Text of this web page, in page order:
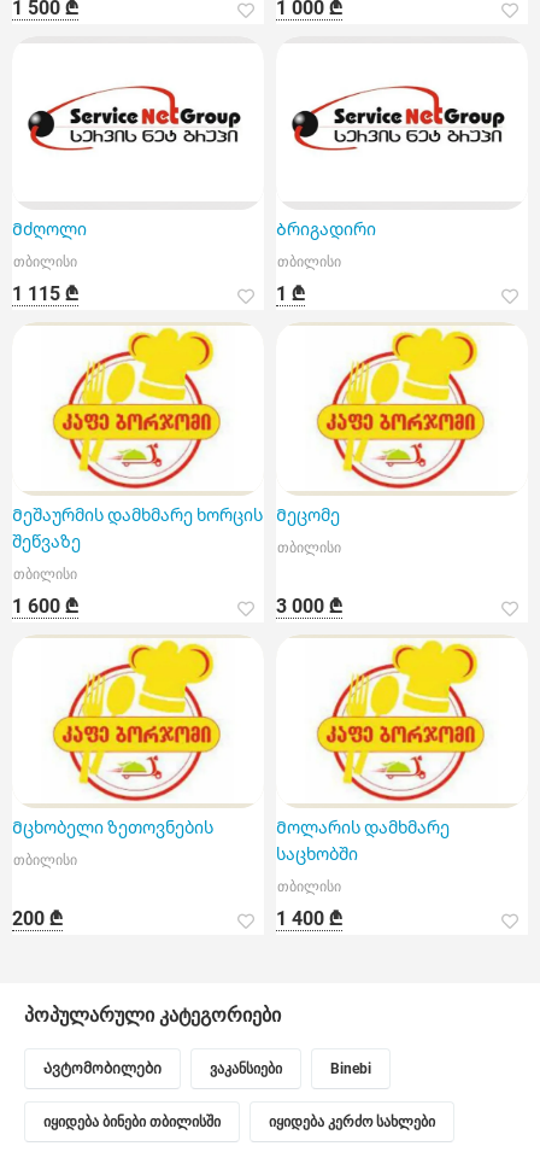
1 500 ₾ 1 000 ₾
Მძღოლი
თბილისი
1 115 ₾
Ბრიგადირი
თბილისი
1 ₾
Მეშაურმის დამხმარე ხორცის
შეწვაზე
თბილისი
1 600 ₾
Მეცომე
თბილისი
3 000 ₾
Მცხობელი ზეთოვნების
თბილისი
200 ₾
Მოლარის დამხმარე
საცხობში
თბილისი
1 400 ₾
პოპულარული კატეგორიები
Ავტომობილები ვაკანსიები Binebi
იყიდება ბინები თბილისში იყიდება კერძო სახლები